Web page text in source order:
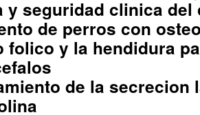
y seguridad clinica del
de perros con
folico y la hendidura
de la secrecion